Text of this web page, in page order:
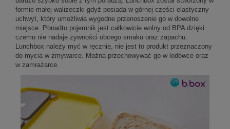
formie małej walizeczki gdyż posiada w górnej części elastyczny
uchwyt, który umożliwia wygodne przenoszenie go w dowolne
miejsce. Ponadto pojemnik jest całkowicie wolny od BPA dzięki
czemu nie nadaje żywności obcego smaku oraz zapachu.
Lunchbox należy myć w ręcznie, nie jest to produkt przeznaczony
do mycia w zmywarce. Można przechowywać go w lodówce oraz
w zamrażarce.